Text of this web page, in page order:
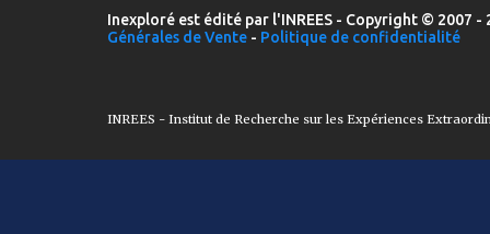
Inexploré est édité par l'INREES - Copyright © 2007
Générales de Vente - Politique de confidentialité
INREES - Institut de Recherche sur les Expériences